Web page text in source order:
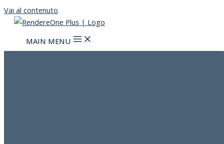
Vai al contenuto
MAIN MENU